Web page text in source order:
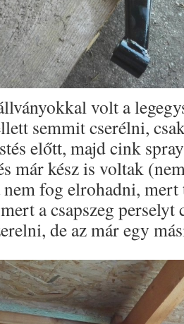
volt a
semmit cserélni,
előtt, majd cink
már kész is voltak
nem fog elrohadni,
a csapszeg
de az már egy